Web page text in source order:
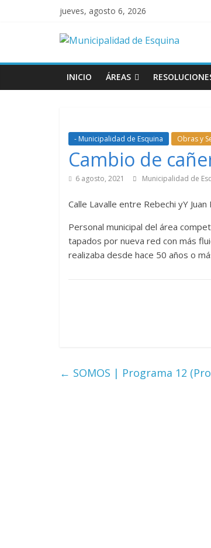
jueves, agosto 6, 2026
INICIO ÁREAS
- Municipalidad de Esquina Obras y
Cambio de
6 agosto, 2021 Municipalidad de
Calle Lavalle entre Rebechi yY Juan
Personal municipal del área
tapados por nueva red con más
realizaba desde hace 50 años o
← SOMOS | Programa 12